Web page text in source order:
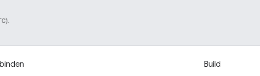
Build